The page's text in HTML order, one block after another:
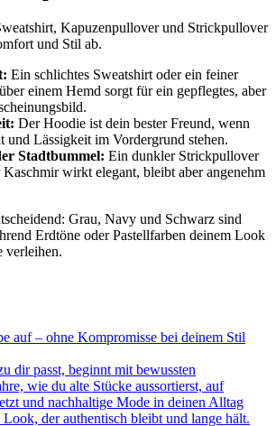
Kapuzenpullover und Strickpullover
und Stil ab.
Ein schlichtes Sweatshirt oder ein feiner
einem Hemd sorgt für ein gepflegtes, aber
Der Hoodie ist dein bester Freund, wenn
und Lässigkeit im Vordergrund stehen.
Stadtbummel: Ein dunkler Strickpullover
Kaschmir wirkt elegant, bleibt aber angenehm
Grau, Navy und Schwarz sind
Erdtöne oder Pastellfarben deinem Look
verleihen.
auf – ohne Kompromisse bei deinem Stil
dir passt, beginnt mit bewussten
wie du alte Stücke aussortierst, auf
und nachhaltige Mode in deinen Alltag
der authentisch bleibt und lange hält.